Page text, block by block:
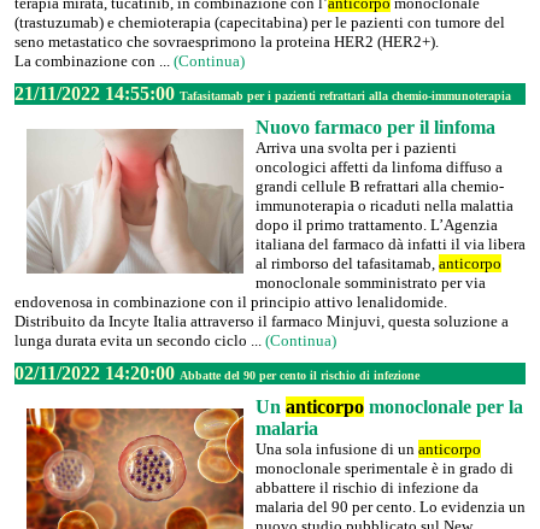
(trastuzumab) e chemioterapia (capecitabina) per le pazienti con tumore del
seno metastatico che sovraesprimono la proteina HER2 (HER2+).
La combinazione con ... (Continua)
21/11/2022 14:55:00 Tafasitamab per i pazienti refrattari alla chemio-immunoterapia
Nuovo farmaco per il linfoma
Arriva una svolta per i pazienti
oncologici affetti da linfoma diffuso a
grandi cellule B refrattari alla chemio-
immunoterapia o ricaduti nella malattia
dopo il primo trattamento. L’Agenzia
italiana del farmaco dà infatti il via libera
al rimborso del tafasitamab, anticorpo
monoclonale somministrato per via
endovenosa in combinazione con il principio attivo lenalidomide.
Distribuito da Incyte Italia attraverso il farmaco Minjuvi, questa soluzione a
lunga durata evita un secondo ciclo ... (Continua)
02/11/2022 14:20:00 Abbatte del 90 per cento il rischio di infezione
Un anticorpo monoclonale per la
malaria
Una sola infusione di un anticorpo
monoclonale sperimentale è in grado di
abbattere il rischio di infezione da
malaria del 90 per cento. Lo evidenzia un